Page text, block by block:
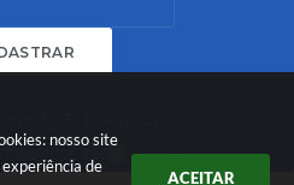
nosso site
de
ACEITAR
Dados Abertos